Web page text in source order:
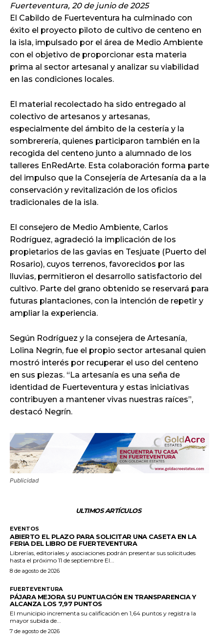
Fuerteventura, 20 de junio de 2025
El Cabildo de Fuerteventura ha culminado con
éxito el proyecto piloto de cultivo de centeno en
la isla, impulsado por el área de Medio Ambiente
con el objetivo de proporcionar esta materia
prima al sector artesanal y analizar su viabilidad
en las condiciones locales.
El material recolectado ha sido entregado al
colectivo de artesanos y artesanas,
especialmente del ámbito de la cestería y la
sombrerería, quienes participaron también en la
recogida del centeno junto a alumnado de los
talleres EnRedArte. Esta colaboración forma parte
del impulso que la Consejería de Artesanía da a la
conservación y revitalización de los oficios
tradicionales de la isla.
El consejero de Medio Ambiente, Carlos
Rodríguez, agradeció la implicación de los
propietarios de las gavias en Tesjuate (Puerto del
Rosario), cuyos terrenos, favorecidos por las
lluvias, permitieron el desarrollo satisfactorio del
cultivo. Parte del grano obtenido se reservará para
futuras plantaciones, con la intención de repetir y
ampliar la experiencia.
Según Rodríguez y la consejera de Artesanía,
Lolina Negrín, fue el propio sector artesanal quien
mostró interés por recuperar el uso del centeno
en sus piezas. “La artesanía es una seña de
identidad de Fuerteventura y estas iniciativas
contribuyen a mantener vivas nuestras raíces”,
destacó Negrín.
Publicidad
ULTIMOS ARTÍCULOS
EVENTOS
ABIERTO EL PLAZO PARA SOLICITAR UNA CASETA EN LA
FERIA DEL LIBRO DE FUERTEVENTURA
Librerías, editoriales y asociaciones podrán presentar sus solicitudes
hasta el próximo 11 de septiembre El...
8 de agosto de 2026
FUERTEVENTURA
PÁJARA MEJORA SU PUNTUACIÓN EN TRANSPARENCIA Y
ALCANZA LOS 7,97 PUNTOS
El municipio incrementa su calificación en 1,64 puntos y registra la
mayor subida de...
7 de agosto de 2026